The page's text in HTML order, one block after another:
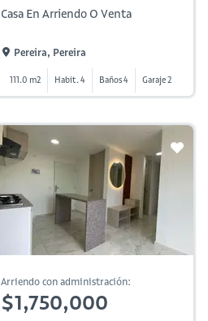
Casa En Arriendo O Venta
Pereira, Pereira
111.0 m2 Habit. 4 Baños 4 Garaje 2
Arriendo con administración:
$1,750,000